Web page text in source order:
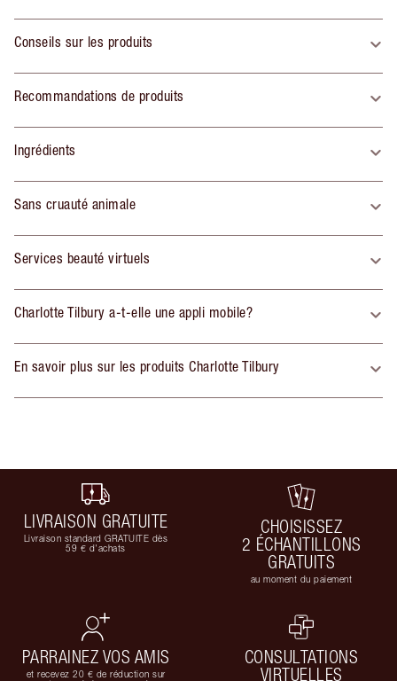
Conseils sur les produits
Recommandations de produits
Ingrédients
Sans cruauté animale
Services beauté virtuels
Charlotte Tilbury a-t-elle une appli mobile?
En savoir plus sur les produits Charlotte Tilbury
LIVRAISON GRATUITE
Livraison standard GRATUITE dès
59 € d'achats
CHOISISSEZ
2 ÉCHANTILLONS
GRATUITS
au moment du paiement
PARRAINEZ VOS AMIS
et recevez 20 € de réduction sur
CONSULTATIONS
VIRTUELLES